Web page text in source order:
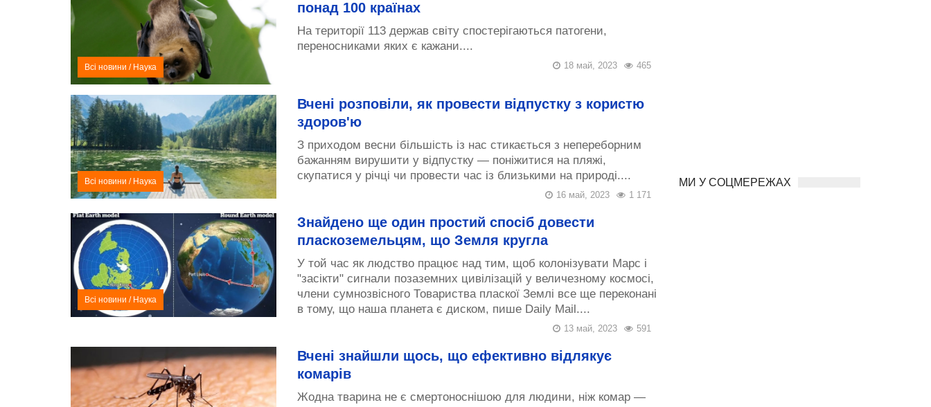
Всі новини / Наука
понад 100 країнах
На території 113 держав світу спостерігаються патогени,
переносниками яких є кажани....
465
18 май, 2023
Всі новини / Наука
Вчені розповіли, як провести відпустку з користю
здоров'ю
З приходом весни більшість із нас стикається з непереборним
бажанням вирушити у відпустку — поніжитися на пляжі,
скупатися у річці чи провести час із близькими на природі....
1 171
16 май, 2023
Всі новини / Наука
Знайдено ще один простий спосіб довести
пласкоземельцям, що Земля кругла
У той час як людство працює над тим, щоб колонізувати Марс і
"засікти" сигнали позаземних цивілізацій у величезному космосі,
члени сумнозвісного Товариства пласкої Землі все ще переконані
в тому, що наша планета є диском, пише Daily Mail....
591
13 май, 2023
Вчені знайшли щось, що ефективно відлякує
комарів
Жодна тварина не є смертоноснішою для людини, ніж комар —
МИ У СОЦМЕРЕЖАХ